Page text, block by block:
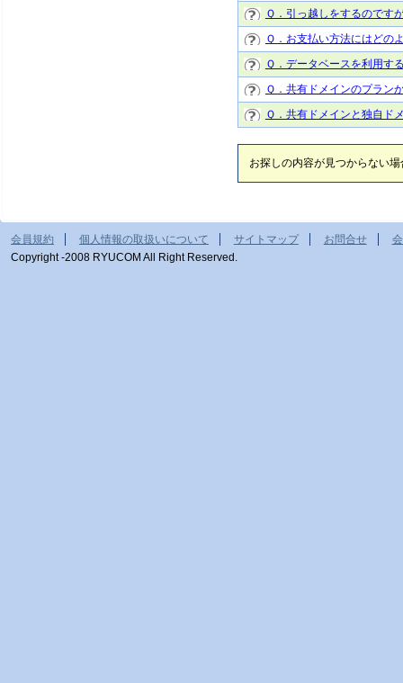
Ｑ．引っ越しをするのです
Ｑ．お支払い方法にはどの
Ｑ．データベースを利用す
Ｑ．共有ドメインのプラン
Ｑ．共有ドメインと独自ド
お探しの内容が見つからない
会員規約 個人情報の取扱いについて サイトマップ お問合せ
Copyright -2008 RYUCOM All Right Reserved.